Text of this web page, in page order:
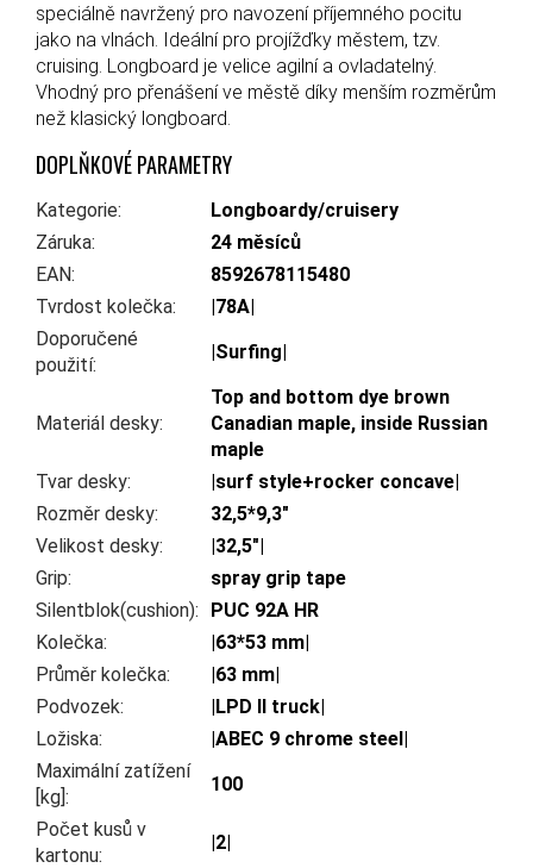
speciálně navržený pro navození příjemného pocitu
jako na vlnách. Ideální pro projížďky městem, tzv.
cruising. Longboard je velice agilní a ovladatelný.
Vhodný pro přenášení ve městě díky menším rozměrům
než klasický longboard.
DOPLŇKOVÉ PARAMETRY
Kategorie:
Longboardy/cruisery
Záruka:
24 měsíců
EAN:
8592678115480
Tvrdost kolečka:
|78A|
Doporučené
použití:
|Surfing|
Materiál desky:
Top and bottom dye brown
Canadian maple, inside Russian
maple
Tvar desky:
|surf style+rocker concave|
Rozměr desky:
32,5*9,3"
Velikost desky:
|32,5"|
Grip:
spray grip tape
Silentblok(cushion):
PUC 92A HR
Kolečka:
|63*53 mm|
Průměr kolečka:
|63 mm|
Podvozek:
|LPD II truck|
Ložiska:
|ABEC 9 chrome steel|
Maximální zatížení
[kg]:
100
Počet kusů v
kartonu:
|2|